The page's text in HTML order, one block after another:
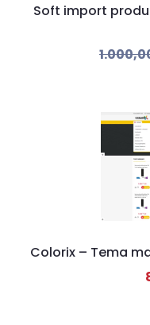
Soft import
Colorix – Tema